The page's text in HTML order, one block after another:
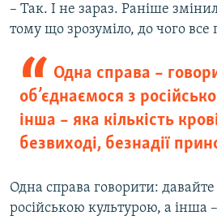
– Так. І не зараз. Раніше
тому що зрозуміло, до чого все
Одна справа –
об’єднаємося з
інша – яка кількість
безвиході, безнадії
Одна справа говорити: давайте
російською культурою, а інша –